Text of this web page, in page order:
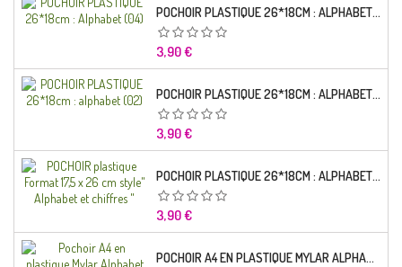
POCHOIR PLASTIQUE 26*18CM : ALPHABET (04)
Prix
3,90 €
POCHOIR PLASTIQUE 26*18CM : ALPHABET (02)
Prix
3,90 €
POCHOIR PLASTIQUE 26*18CM : ALPHABET (01)
Prix
3,90 €
POCHOIR A4 EN PLASTIQUE MYLAR ALPHABET ARABE 25 MM